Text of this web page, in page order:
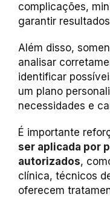
complicações,
garantir
Além disso,
analisar
identificar
um plano
necessidades e
É importante
ser aplicada por
autorizados,
clínica, técnicos
oferecem